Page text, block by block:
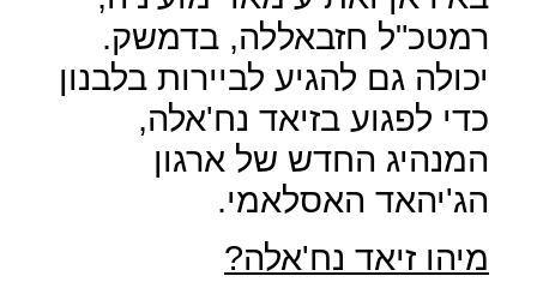
רמטכ"ל חזבאללה, בדמשק.
יכולה גם להגיע לביירות בלבנון
כדי לפגוע בזיאד נח'אלה,
המנהיג החדש של ארגון
הג'יהאד האסלאמי.
מיהו זיאד נח'אלה?